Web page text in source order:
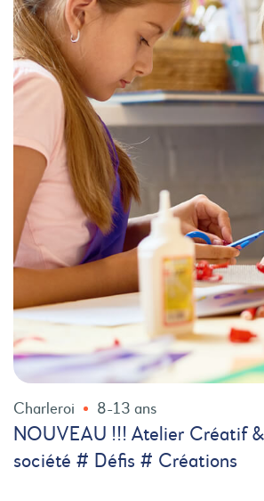
Charleroi 8-13 ans
NOUVEAU !!! Atelier Créatif
société # Défis # Créations